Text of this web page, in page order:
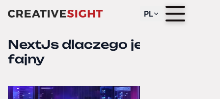
PL
NextJs dlaczego jest tak
fajny